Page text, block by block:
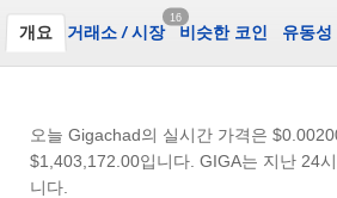
개요 거래소 /시장
16
비슷한 코인 유동성
오늘 Gigachad의 실시간 가격은
$1,403,172.00입니다. GIGA는 지난 24
니다.